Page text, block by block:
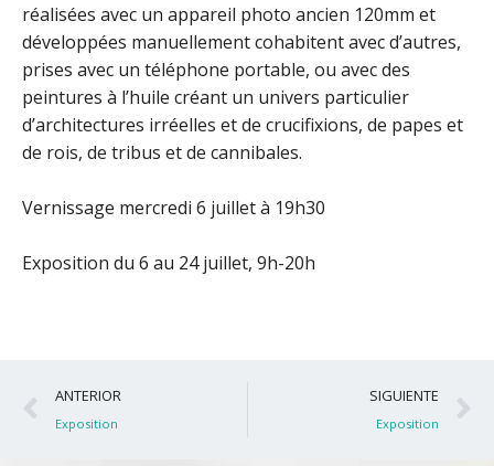
réalisées avec un appareil photo ancien 120mm et
développées manuellement cohabitent avec d’autres,
prises avec un téléphone portable, ou avec des
peintures à l’huile créant un univers particulier
d’architectures irréelles et de crucifixions, de papes et
de rois, de tribus et de cannibales.
Vernissage mercredi 6 juillet à 19h30
Exposition du 6 au 24 juillet, 9h-20h
Ant
ANTERIOR
Exposition
SIGUIENTE
Exposition